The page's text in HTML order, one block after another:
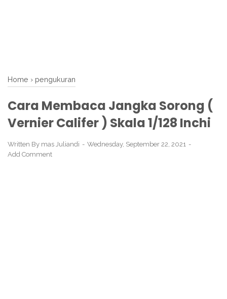
Home › pengukuran
Cara Membaca Jangka Sorong (
Vernier Califer ) Skala 1/128 Inchi
Written By mas Juliandi
Wednesday, September 22, 2021
Add Comment